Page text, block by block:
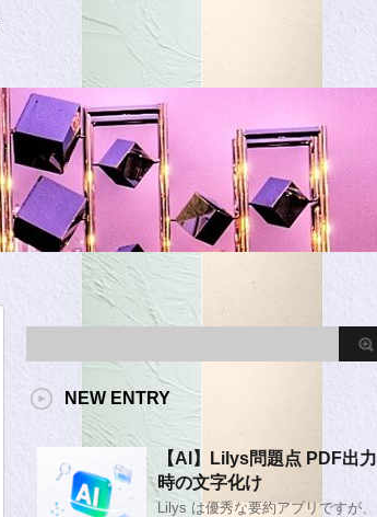
NEW ENTRY
【AI】Lilys問題点 PDF出力
時の文字化け
Lilys は優秀な要約アプリですが、